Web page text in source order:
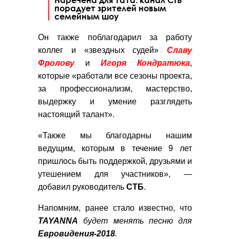
порадует зрителей новым
семейным шоу
Он также поблагодарил за работу
коллег и «звездных судей» Славу
Фроловуи Игоря Кондратюка,
которые «работали все сезоны проекта,
за профессионализм, мастерство,
выдержку и умение разглядеть
настоящий талант».
«Также мы благодарны нашим
ведущим, которым в течение 9 лет
пришлось быть поддержкой, друзьями и
утешением для участников», —
добавил руководитель СТБ.
Напомним, ранее стало известно, что
TAYANNA будет менять песню для
Евровидения-2018.